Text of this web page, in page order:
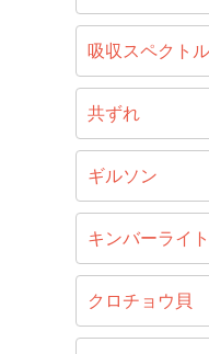
吸収スペクトル
共ずれ
ギルソン
キンバーライト
クロチョウ貝